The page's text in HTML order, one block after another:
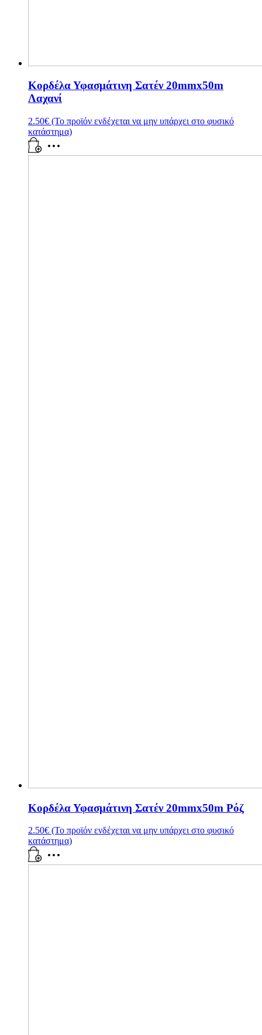
Κορδέλα Υφασμάτινη Σατέν 20mmx50m
Λαχανί
2.50€ (Το προϊόν ενδέχεται να μην υπάρχει στο φυσικό
κατάστημα)
Κορδέλα Υφασμάτινη Σατέν 20mmx50m Ρόζ
2.50€ (Το προϊόν ενδέχεται να μην υπάρχει στο φυσικό
κατάστημα)